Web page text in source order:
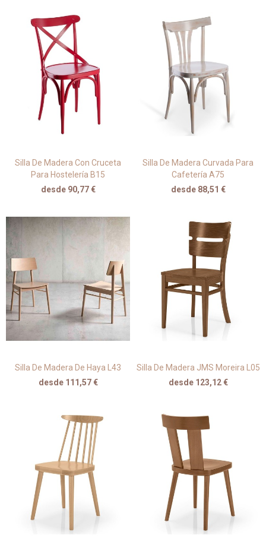
Silla De Madera Con Cruceta
Para Hostelería B15
desde 90,77 €
Silla De Madera Curvada Para
Cafetería A75
desde 88,51 €
Silla De Madera De Haya L43
desde 111,57 €
Silla De Madera JMS Moreira L05
desde 123,12 €